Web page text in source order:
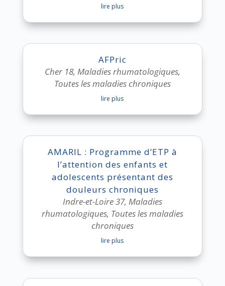
lire plus
AFPric
Cher 18, Maladies rhumatologiques,
Toutes les maladies chroniques
lire plus
AMARIL : Programme d’ETP à
l’attention des enfants et
adolescents présentant des
douleurs chroniques
Indre-et-Loire 37, Maladies
rhumatologiques, Toutes les maladies
chroniques
lire plus